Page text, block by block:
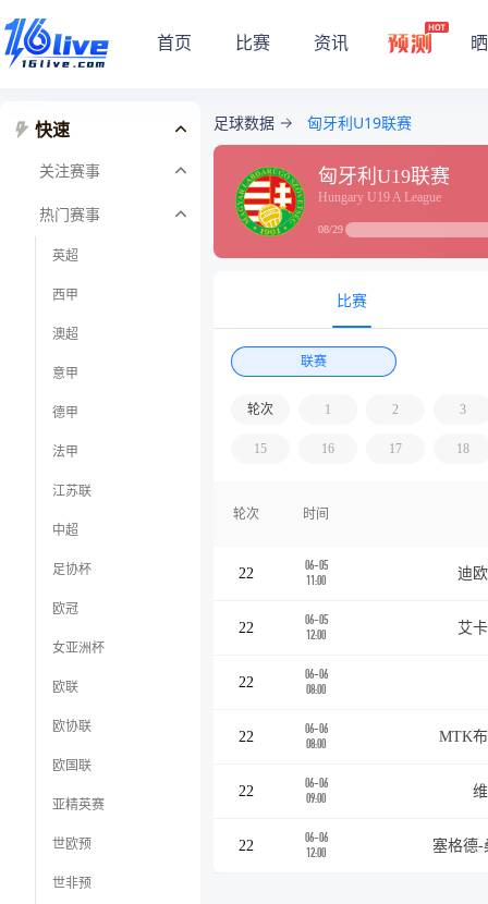
首页 比赛 资讯
快速
关注赛事
热门赛事
英超
西甲
澳超
意甲
德甲
法甲
江苏联
中超
足协杯
欧冠
女亚洲杯
欧联
欧协联
欧国联
亚精英赛
世欧预
世非预
足球数据 匈牙利U19联赛
匈牙利U19联赛
Hungary U19 A League
08/29
比赛
联赛
轮次 1 2 3
15 16 17 18
轮次 时间
22
06-05
11:00
迪
22
06-05
12:00
艾
22
06-06
08:00
22
06-06
08:00
MTK
22
06-06
09:00
22
06-06
12:00
塞格德-